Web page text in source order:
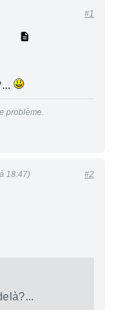
#1
problème.
18:47) #2